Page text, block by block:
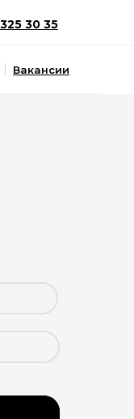
30 35
Вакансии